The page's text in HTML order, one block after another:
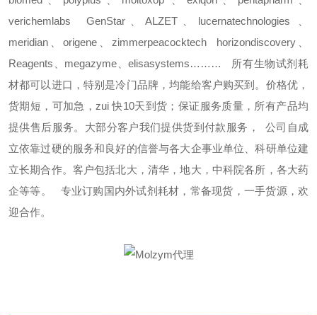
verichemlabs GenStar、ALZET lucernatechnologies
meridian
origene zimmerpeacocktech horizondiscovery
Reagents
megazyme 、elisasystems………
所有生物试剂耗
材都可以进口，特别是冷门品牌，均能给客户购买到。价格优，
货期短，可加急， zui快10天到货；保证服务质量，所有产品均
提供售后服务。大部分客户我们提供货到付款服务，
公司自成
立依靠过硬的服务和良好的信誉与各大企事业单位、科研单位建
立长期合作。客户包括北大，清华，地大，中科院各所，各大药
企等等。
专业订购国内外试剂耗材，常备现货，一手货源，欢
迎合作。